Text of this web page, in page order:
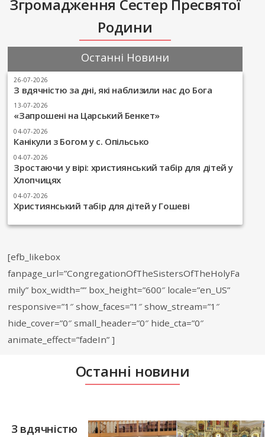
Згромадження Сестер Пресвятої
Родини
Останні Новини
26-07-2026
З вдячністю за дні, які наблизили нас до Бога
13-07-2026
«Запрошені на Царський Бенкет»
04-07-2026
Канікули з Богом у с. Опільсько
04-07-2026
Зростаючи у вірі: християнський табір для дітей у
Хлопчицях
04-07-2026
Християнський табір для дітей у Гошеві
[efb_likebox
fanpage_url=”CongregationOfTheSistersOfTheHolyFa
mily” box_width=”” box_height=”600″ locale=”en_US”
responsive=”1″ show_faces=”1″ show_stream=”1″
hide_cover=”0″ small_header=”0″ hide_cta=”0″
animate_effect=”fadeIn” ]
Останні новини
З вдячністю